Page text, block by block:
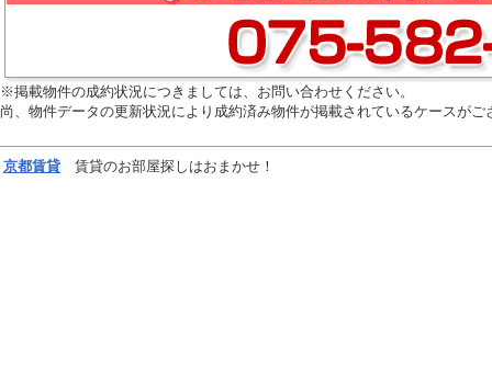
※掲載物件の成約状況につきましては、お問い合わせください。
尚、物件データの更新状況により成約済み物件が掲載されているケースが
京都賃貸 賃貸のお部屋探しはおまかせ！